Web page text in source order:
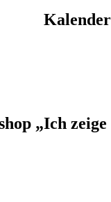
Kalender
„Ich